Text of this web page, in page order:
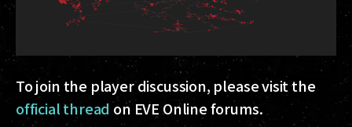
To join the player discussion, please visit the
official threadon EVE Online forums.